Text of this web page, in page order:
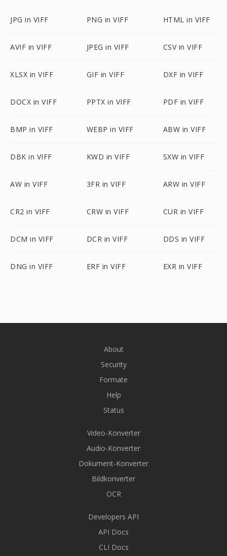
JPG in VIFF PNG in VIFF HTML in VIFF
AVIF in VIFF JPEG in VIFF CSV in VIFF
XLSX in VIFF GIF in VIFF DXF in VIFF
DOCX in VIFF PPTX in VIFF PDF in VIFF
BMP in VIFF WEBP in VIFF ABW in VIFF
DBK in VIFF KWD in VIFF SXW in VIFF
AW in VIFF 3FR in VIFF ARW in VIFF
CR2 in VIFF CRW in VIFF CUR in VIFF
DCM in VIFF DCR in VIFF DDS in VIFF
DNG in VIFF ERF in VIFF EXR in VIFF
About
Security
Formate
Help
Status
Video-Konverter
Audio-Konverter
Dokument-Konverter
Bildkonverter
OCR
Developers API
API Docs
CLI Docs